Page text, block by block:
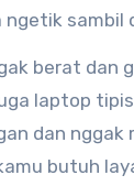
sambil
berat dan
laptop
dan nggak
butuh